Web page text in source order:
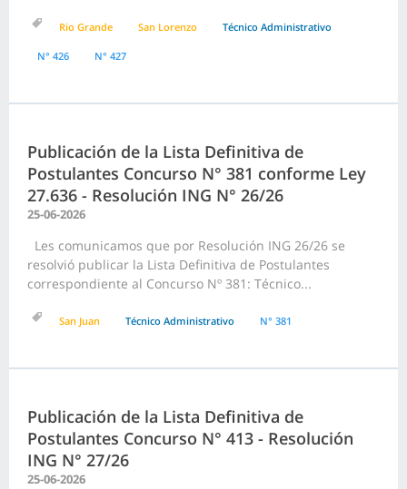
Rio Grande San Lorenzo Técnico Administrativo
N° 426 N° 427
Publicación de la Lista Definitiva de
Postulantes Concurso N° 381 conforme Ley
27.636 - Resolución ING N° 26/26
25-06-2026
Les comunicamos que por Resolución ING 26/26 se
resolvió publicar la Lista Definitiva de Postulantes
correspondiente al Concurso Nº 381: Técnico...
San Juan Técnico Administrativo N° 381
Publicación de la Lista Definitiva de
Postulantes Concurso N° 413 - Resolución
ING N° 27/26
25-06-2026